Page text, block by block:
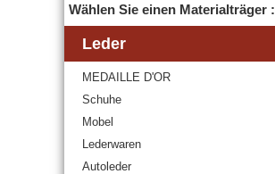
Wählen Sie einen Materialträger :
Leder
MEDAILLE D'OR
Schuhe
Mobel
Lederwaren
Autoleder